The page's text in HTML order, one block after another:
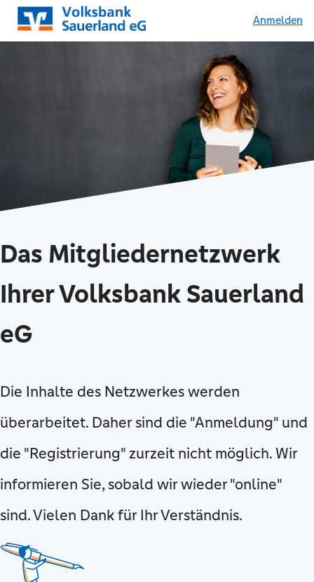
Anmelden
Das Mitgliedernetzwerk
Ihrer Volksbank Sauerland
eG
Die Inhalte des Netzwerkes werden
überarbeitet. Daher sind die "Anmeldung" und
die "Registrierung" zurzeit nicht möglich. Wir
informieren Sie, sobald wir wieder "online"
sind. Vielen Dank für Ihr Verständnis.